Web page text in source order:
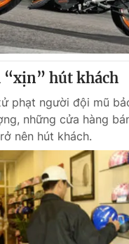
“xịn” hút khách
phạt người đội mũ
những cửa hàng
nên hút khách.